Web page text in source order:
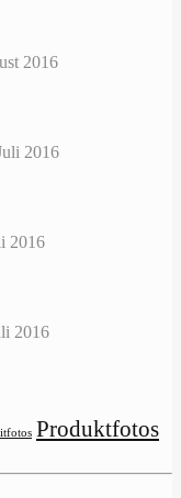
2016
2016
2016
2016
Produktfotos